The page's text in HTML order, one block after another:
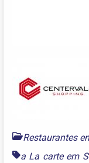
Restaurantes
a La carte em